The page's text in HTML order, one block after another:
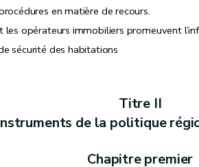
en matière de recours.
les opérateurs immobiliers promeuvent
sécurité des habitations
Titre II
de la politique
Chapitre premier